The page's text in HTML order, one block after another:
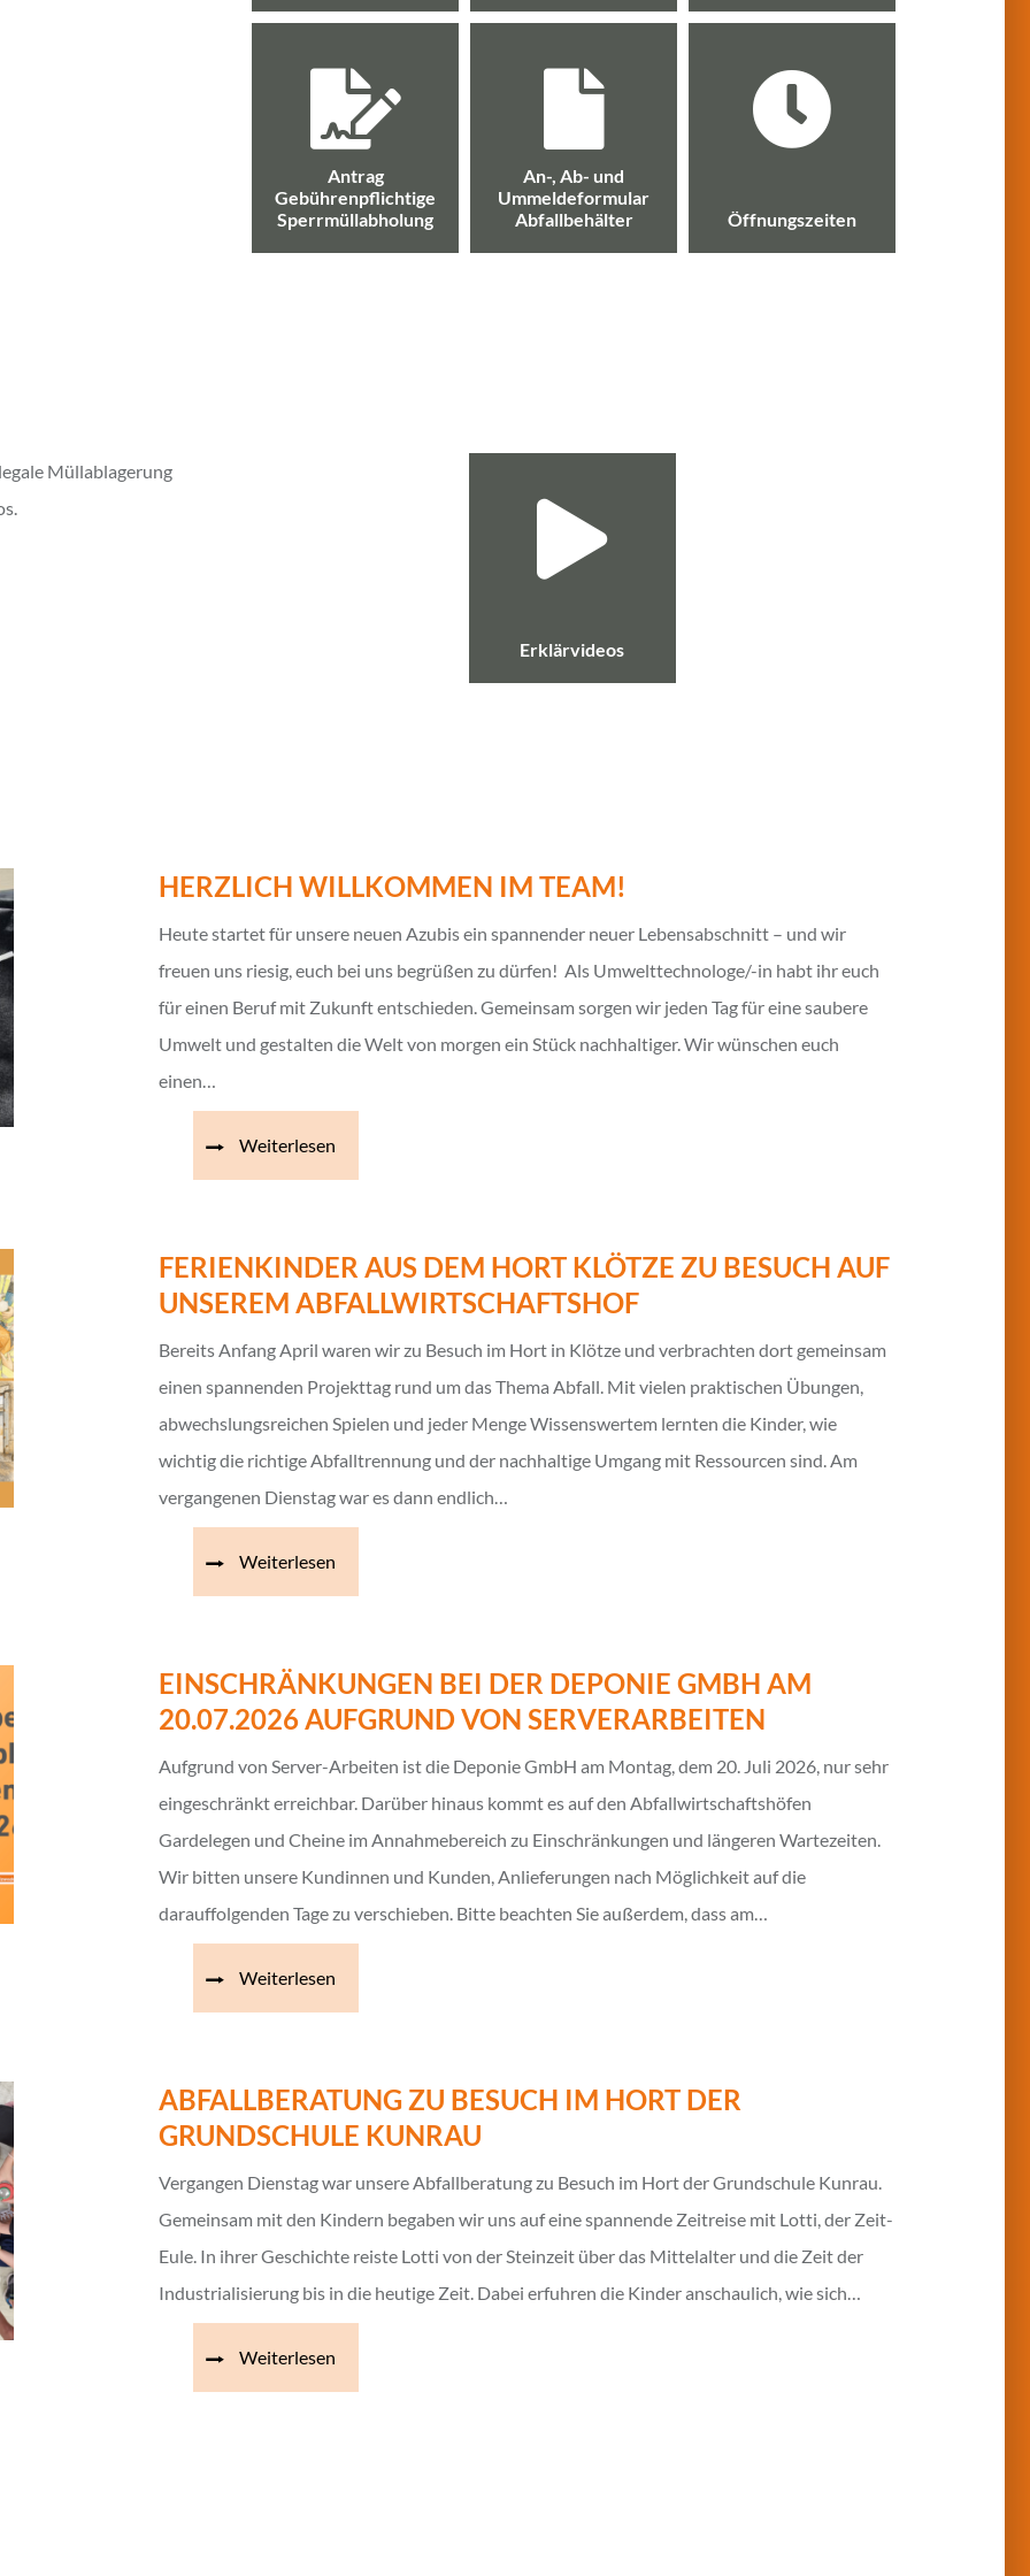
Antrag
Gebührenpflichtige
Sperrmüllabholung
An-, Ab- und
Ummeldeformular
Abfallbehälter
Öffnungszeiten
Müllablagerung
Erklärvideos
HERZLICH WILLKOMMEN IM TEAM!
Heute startet für unsere neuen Azubis ein spannender neuer Lebensabschnitt – und wir
freuen uns riesig, euch bei uns begrüßen zu dürfen! Als Umwelttechnologe/-in habt ihr euch
für einen Beruf mit Zukunft entschieden. Gemeinsam sorgen wir jeden Tag für eine saubere
Umwelt und gestalten die Welt von morgen ein Stück nachhaltiger. Wir wünschen euch
einen…
Weiterlesen
FERIENKINDER AUS DEM HORT KLÖTZE ZU BESUCH AUF
UNSEREM ABFALLWIRTSCHAFTSHOF
Bereits Anfang April waren wir zu Besuch im Hort in Klötze und verbrachten dort gemeinsam
einen spannenden Projekttag rund um das Thema Abfall. Mit vielen praktischen Übungen,
abwechslungsreichen Spielen und jeder Menge Wissenswertem lernten die Kinder, wie
wichtig die richtige Abfalltrennung und der nachhaltige Umgang mit Ressourcen sind. Am
vergangenen Dienstag war es dann endlich…
Weiterlesen
EINSCHRÄNKUNGEN BEI DER DEPONIE GMBH AM
20.07.2026 AUFGRUND VON SERVERARBEITEN
Aufgrund von Server-Arbeiten ist die Deponie GmbH am Montag, dem 20. Juli 2026, nur sehr
eingeschränkt erreichbar. Darüber hinaus kommt es auf den Abfallwirtschaftshöfen
Gardelegen und Cheine im Annahmebereich zu Einschränkungen und längeren Wartezeiten.
Wir bitten unsere Kundinnen und Kunden, Anlieferungen nach Möglichkeit auf die
darauffolgenden Tage zu verschieben. Bitte beachten Sie außerdem, dass am…
Weiterlesen
ABFALLBERATUNG ZU BESUCH IM HORT DER
GRUNDSCHULE KUNRAU
Vergangen Dienstag war unsere Abfallberatung zu Besuch im Hort der Grundschule Kunrau.
Gemeinsam mit den Kindern begaben wir uns auf eine spannende Zeitreise mit Lotti, der Zeit-
Eule. In ihrer Geschichte reiste Lotti von der Steinzeit über das Mittelalter und die Zeit der
Industrialisierung bis in die heutige Zeit. Dabei erfuhren die Kinder anschaulich, wie sich…
Weiterlesen